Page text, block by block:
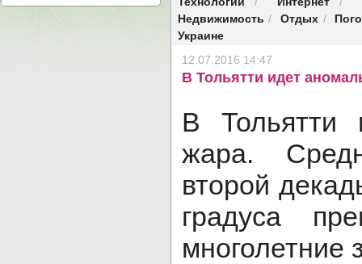
Недвижимость / Отдых /
Украине
12.07.2016 14:47
В Тольятти идет
В Тольятти
жара.
второй
градуса
многолетние